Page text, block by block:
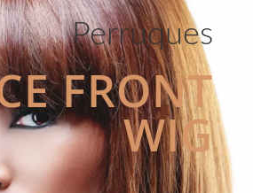
Perruques
FRONT
WIG